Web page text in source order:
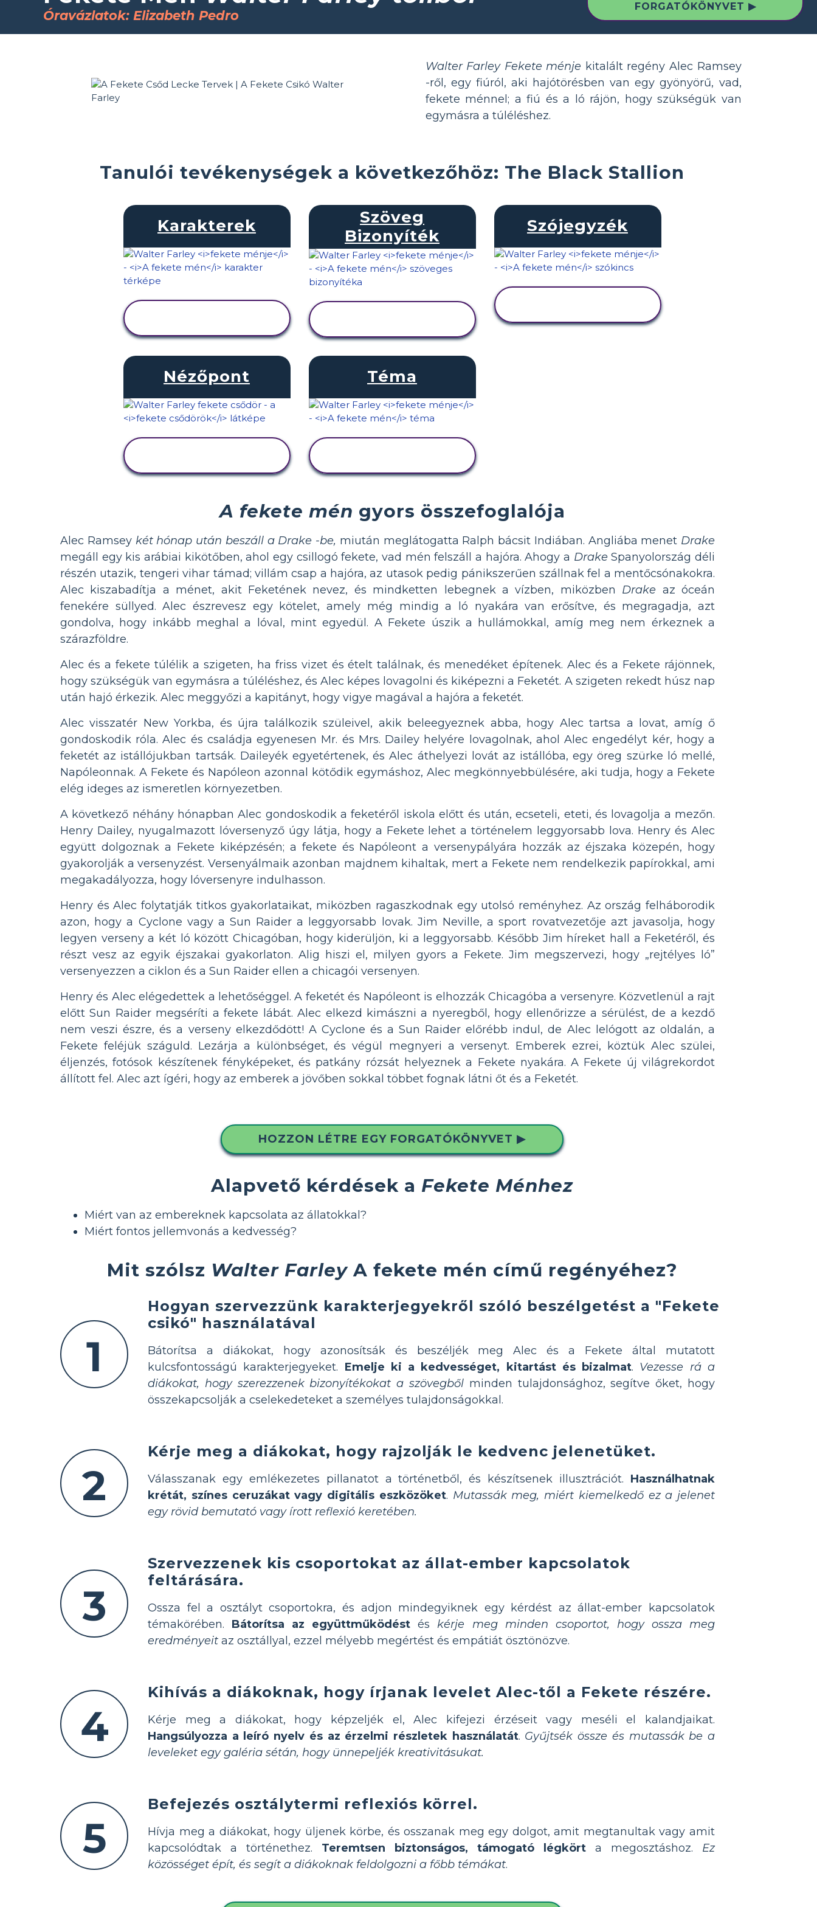
Óravázlatok: Elizabeth Pedro
FORGATÓKÖNYVET ▶
Walter Farley Fekete ménje kitalált regény Alec Ramsey
-ről, egy fiúról, aki hajótörésben van egy gyönyörű, vad,
fekete ménnel; a fiú és a ló rájön, hogy szükségük van
egymásra a túléléshez.
Tanulói tevékenységek a következőhöz: The Black Stallion
Karakterek
Szöveg
Bizonyíték
Szójegyzék
Nézőpont Téma
A fekete mén gyors összefoglalója
Alec Ramsey két hónap után beszáll a Drake -be, miután meglátogatta Ralph bácsit Indiában. Angliába menet Drake
megáll egy kis arábiai kikötőben, ahol egy csillogó fekete, vad mén felszáll a hajóra. Ahogy a Drake Spanyolország déli
részén utazik, tengeri vihar támad; villám csap a hajóra, az utasok pedig pánikszerűen szállnak fel a mentőcsónakokra.
Alec kiszabadítja a ménet, akit Feketének nevez, és mindketten lebegnek a vízben, miközben Drake az óceán
fenekére süllyed. Alec észrevesz egy kötelet, amely még mindig a ló nyakára van erősítve, és megragadja, azt
gondolva, hogy inkább meghal a lóval, mint egyedül. A Fekete úszik a hullámokkal, amíg meg nem érkeznek a
szárazföldre.
Alec és a fekete túlélik a szigeten, ha friss vizet és ételt találnak, és menedéket építenek. Alec és a Fekete rájönnek,
hogy szükségük van egymásra a túléléshez, és Alec képes lovagolni és kiképezni a Feketét. A szigeten rekedt húsz nap
után hajó érkezik. Alec meggyőzi a kapitányt, hogy vigye magával a hajóra a feketét.
Alec visszatér New Yorkba, és újra találkozik szüleivel, akik beleegyeznek abba, hogy Alec tartsa a lovat, amíg ő
gondoskodik róla. Alec és családja egyenesen Mr. és Mrs. Dailey helyére lovagolnak, ahol Alec engedélyt kér, hogy a
feketét az istállójukban tartsák. Daileyék egyetértenek, és Alec áthelyezi lovát az istállóba, egy öreg szürke ló mellé,
Napóleonnak. A Fekete és Napóleon azonnal kötődik egymáshoz, Alec megkönnyebbülésére, aki tudja, hogy a Fekete
elég ideges az ismeretlen környezetben.
A következő néhány hónapban Alec gondoskodik a feketéről iskola előtt és után, ecseteli, eteti, és lovagolja a mezőn.
Henry Dailey, nyugalmazott lóversenyző úgy látja, hogy a Fekete lehet a történelem leggyorsabb lova. Henry és Alec
együtt dolgoznak a Fekete kiképzésén; a fekete és Napóleont a versenypályára hozzák az éjszaka közepén, hogy
gyakorolják a versenyzést. Versenyálmaik azonban majdnem kihaltak, mert a Fekete nem rendelkezik papírokkal, ami
megakadályozza, hogy lóversenyre indulhasson.
Henry és Alec folytatják titkos gyakorlataikat, miközben ragaszkodnak egy utolsó reményhez. Az ország felháborodik
azon, hogy a Cyclone vagy a Sun Raider a leggyorsabb lovak. Jim Neville, a sport rovatvezetője azt javasolja, hogy
legyen verseny a két ló között Chicagóban, hogy kiderüljön, ki a leggyorsabb. Később Jim híreket hall a Feketéről, és
részt vesz az egyik éjszakai gyakorlaton. Alig hiszi el, milyen gyors a Fekete. Jim megszervezi, hogy „rejtélyes ló”
versenyezzen a ciklon és a Sun Raider ellen a chicagói versenyen.
Henry és Alec elégedettek a lehetőséggel. A feketét és Napóleont is elhozzák Chicagóba a versenyre. Közvetlenül a rajt
előtt Sun Raider megséríti a fekete lábát. Alec elkezd kimászni a nyeregből, hogy ellenőrizze a sérülést, de a kezdő
nem veszi észre, és a verseny elkezdődött! A Cyclone és a Sun Raider előrébb indul, de Alec lelógott az oldalán, a
Fekete feléjük száguld. Lezárja a különbséget, és végül megnyeri a versenyt. Emberek ezrei, köztük Alec szülei,
éljenzés, fotósok készítenek fényképeket, és patkány rózsát helyeznek a Fekete nyakára. A Fekete új világrekordot
állított fel. Alec azt ígéri, hogy az emberek a jövőben sokkal többet fognak látni őt és a Feketét.
HOZZON LÉTRE EGY FORGATÓKÖNYVET ▶
Alapvető kérdések a Fekete Ménhez
Miért van az embereknek kapcsolata az állatokkal?
Miért fontos jellemvonás a kedvesség?
Mit szólsz Walter FarleyA fekete mén című regényéhez?
1
Hogyan szervezzünk karakterjegyekről szóló beszélgetést a "Fekete
csikó" használatával
Bátorítsa a diákokat, hogy azonosítsák és beszéljék meg Alec és a Fekete által mutatott
kulcsfontosságú karakterjegyeket. Emelje ki a kedvességet, kitartást és bizalmat. Vezesse rá a
diákokat, hogy szerezzenek bizonyítékokat a szövegből minden tulajdonsághoz, segítve őket, hogy
összekapcsolják a cselekedeteket a személyes tulajdonságokkal.
2
Kérje meg a diákokat, hogy rajzolják le kedvenc jelenetüket.
Válasszanak egy emlékezetes pillanatot a történetből, és készítsenek illusztrációt. Használhatnak
krétát, színes ceruzákat vagy digitális eszközöket. Mutassák meg, miért kiemelkedő ez a jelenet
egy rövid bemutató vagy írott reflexió keretében.
3
Szervezzenek kis csoportokat az állat-ember kapcsolatok
feltárására.
Ossza fel a osztályt csoportokra, és adjon mindegyiknek egy kérdést az állat-ember kapcsolatok
témakörében. Bátorítsa az együttműködést és kérje meg minden csoportot, hogy ossza meg
eredményeit az osztállyal, ezzel mélyebb megértést és empátiát ösztönözve.
4
Kihívás a diákoknak, hogy írjanak levelet Alec-től a Fekete részére.
Kérje meg a diákokat, hogy képzeljék el, Alec kifejezi érzéseit vagy meséli el kalandjaikat.
Hangsúlyozza a leíró nyelv és az érzelmi részletek használatát. Gyűjtsék össze és mutassák be a
leveleket egy galéria sétán, hogy ünnepeljék kreativitásukat.
5
Befejezés osztálytermi reflexiós körrel.
Hívja meg a diákokat, hogy üljenek körbe, és osszanak meg egy dolgot, amit megtanultak vagy amit
kapcsolódtak a történethez. Teremtsen biztonságos, támogató légkört a megosztáshoz. Ez
közösséget épít, és segít a diákoknak feldolgozni a főbb témákat.